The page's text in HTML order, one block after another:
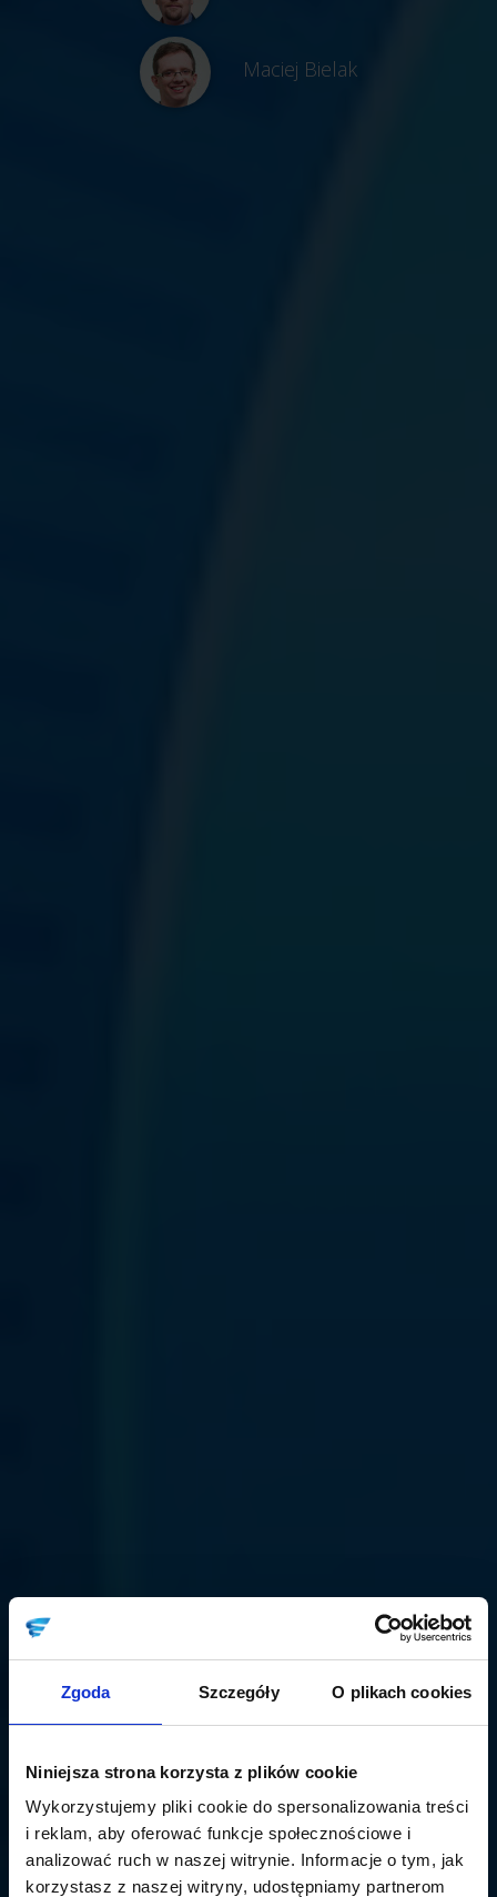
Zgoda Szczegóły O plikach cookies
Niniejsza strona korzysta z plików cookie
Wykorzystujemy pliki cookie do spersonalizowania treści
i reklam, aby oferować funkcje społecznościowe i
analizować ruch w naszej witrynie. Informacje o tym, jak
korzystasz z naszej witryny, udostępniamy partnerom
Maciej Bielak